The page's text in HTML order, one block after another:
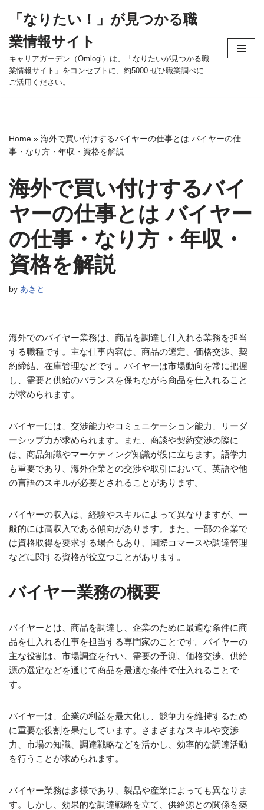
ン
テ
ン
ツ
ッ
プ
「なりたい！」が見つかる職
業情報サイト
キャリアガーデン（Omlogi）は、「なりたいが見つかる職
業情報サイト」をコンセプトに、約5000 ぜひ職業調べに
ご活用ください。
Home » 海外で買い付けするバイヤーの仕事とは バイヤーの仕
事・なり方・年収・資格を解説
海外で買い付けするバイ
ヤーの仕事とは バイヤー
の仕事・なり方・年収・
資格を解説
by あきと
海外でのバイヤー業務は、商品を調達し仕入れる業務を担当
する職種です。主な仕事内容は、商品の選定、価格交渉、契
約締結、在庫管理などです。バイヤーは市場動向を常に把握
し、需要と供給のバランスを保ちながら商品を仕入れること
が求められます。
バイヤーには、交渉能力やコミュニケーション能力、リーダ
ーシップ力が求められます。また、商談や契約交渉の際に
は、商品知識やマーケティング知識が役に立ちます。語学力
も重要であり、海外企業との交渉や取引において、英語や他
の言語のスキルが必要とされることがあります。
バイヤーの収入は、経験やスキルによって異なりますが、一
般的には高収入である傾向があります。また、一部の企業で
は資格取得を要求する場合もあり、国際コマースや調達管理
などに関する資格が役立つことがあります。
バイヤー業務の概要
バイヤーとは、商品を調達し、企業のために最適な条件に商
品を仕入れる仕事を担当する専門家のことです。バイヤーの
主な役割は、市場調査を行い、需要の予測、価格交渉、供給
源の選定などを通じて商品を最適な条件で仕入れることで
す。
バイヤーは、企業の利益を最大化し、競争力を維持するため
に重要な役割を果たしています。さまざまなスキルや交渉
力、市場の知識、調達戦略などを活かし、効率的な調達活動
を行うことが求められます。
バイヤー業務は多様であり、製品や産業によっても異なりま
す。しかし、効果的な調達戦略を立て、供給源との関係を築